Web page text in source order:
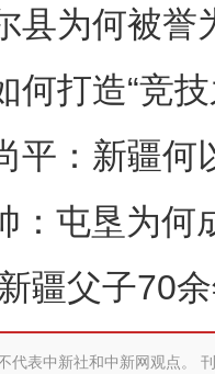
县为何被誉
何打造“竞
平：新疆何
：屯垦为何
疆父子70
代表中新社和中新网观点。